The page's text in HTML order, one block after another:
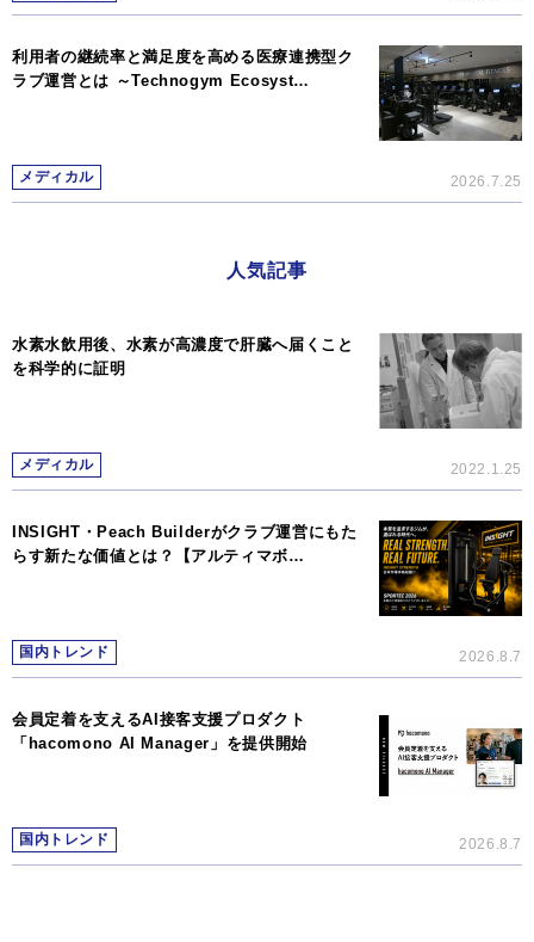
利用者の継続率と満足度を高める医療連携型ク
ラブ運営とは ～Technogym Ecosyst…
メディカル 2026.7.25
人気記事
水素水飲用後、水素が高濃度で肝臓へ届くこと
を科学的に証明
メディカル 2022.1.25
INSIGHT・Peach Builderがクラブ運営にもた
らす新たな価値とは？【アルティマボ…
国内トレンド 2026.8.7
会員定着を支えるAI接客支援プロダクト
「hacomono AI Manager」を提供開始
国内トレンド 2026.8.7